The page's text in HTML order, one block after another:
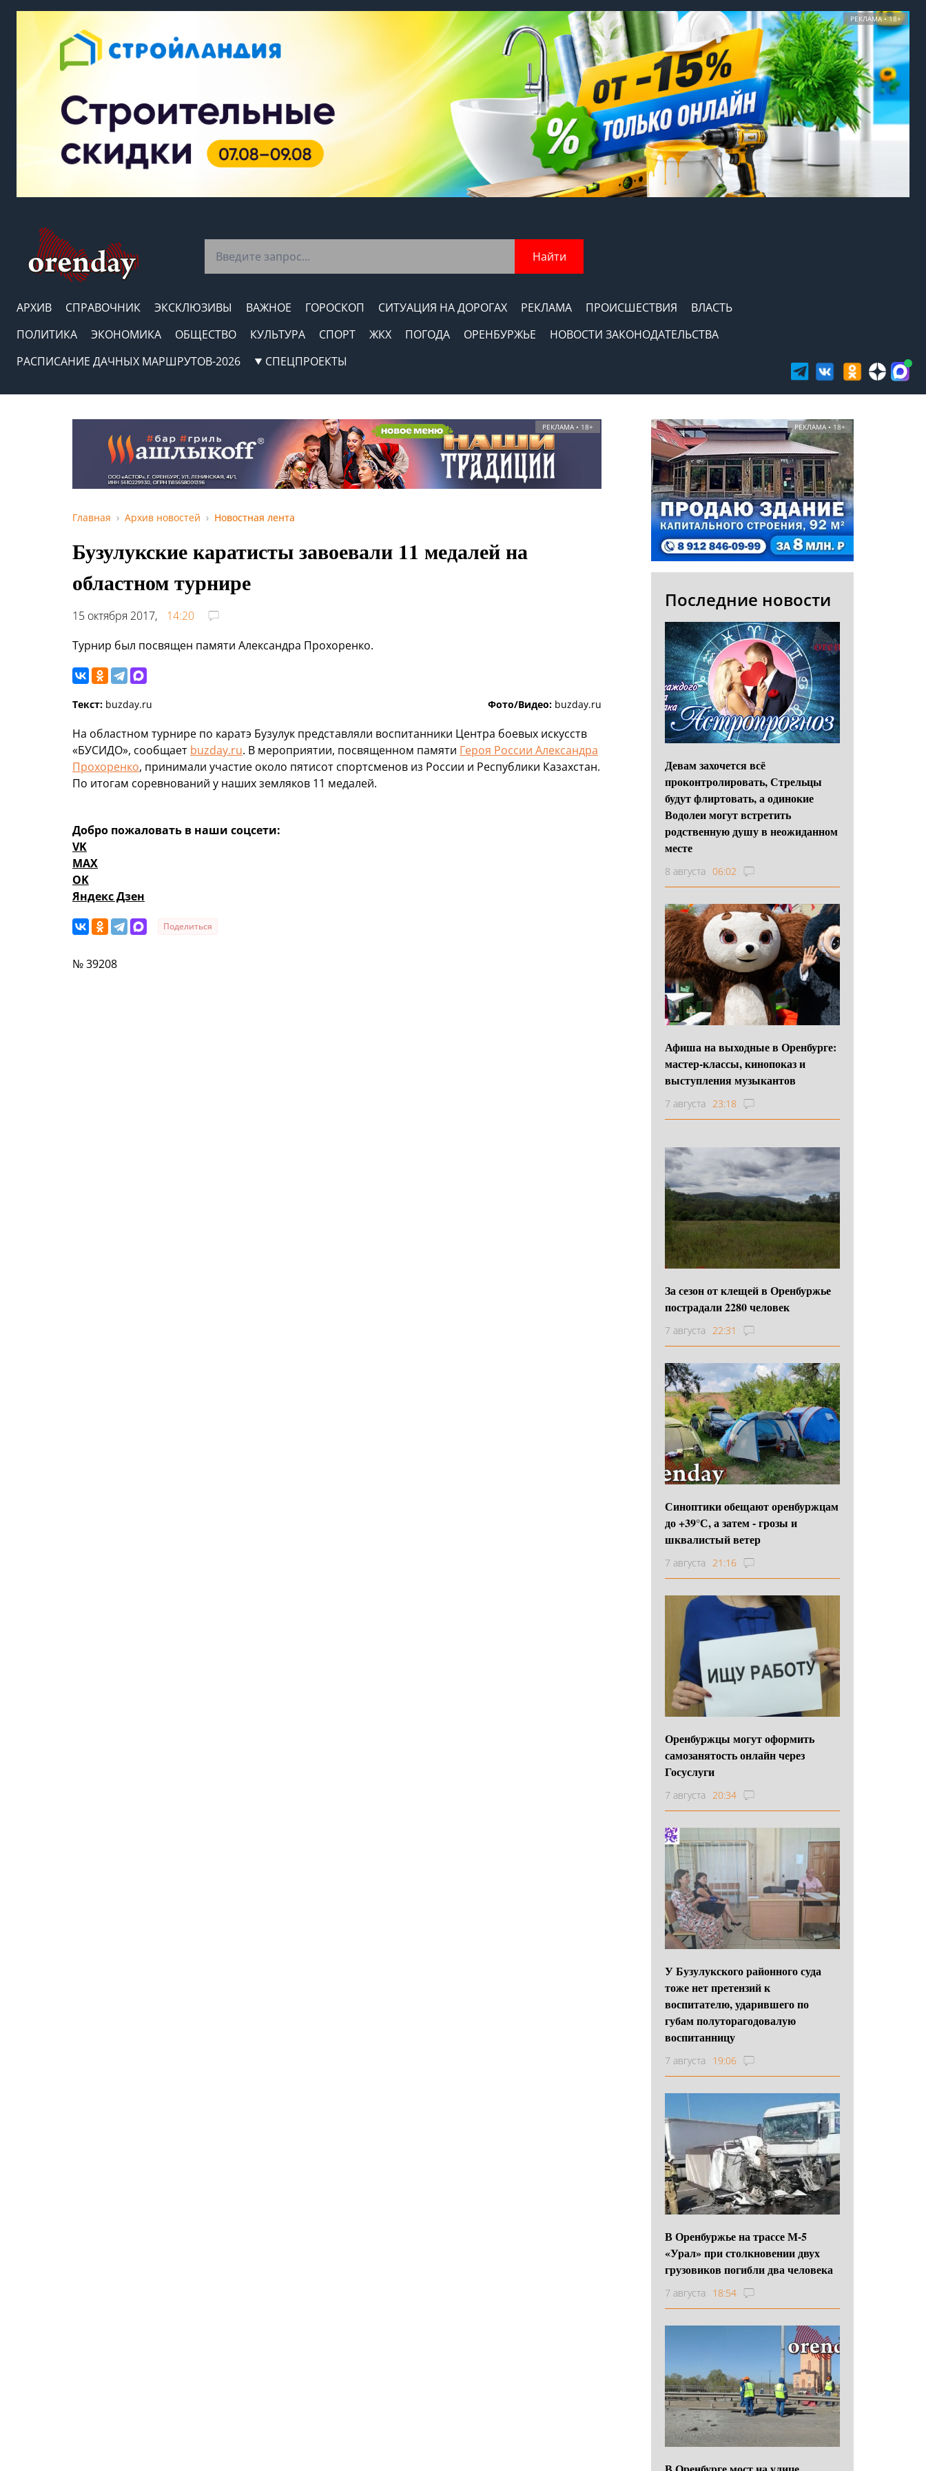
РЕКЛАМА • 18+
Найти
АРХИВ СПРАВОЧНИК ЭКСКЛЮЗИВЫ ВАЖНОЕ ГОРОСКОП СИТУАЦИЯ НА ДОРОГАХ РЕКЛАМА ПРОИСШЕСТВИЯ
ВЛАСТЬ
ПОЛИТИКА
ЭКОНОМИКА ОБЩЕСТВО КУЛЬТУРА СПОРТ ЖКХ ПОГОДА ОРЕНБУРЖЬЕ
НОВОСТИ ЗАКОНОДАТЕЛЬСТВА
РАСПИСАНИЕ ДАЧНЫХ МАРШРУТОВ-2026
СПЕЦПРОЕКТЫ
РЕКЛАМА • 18+
Главная Архив новостей Новостная лента
Бузулукские каратисты завоевали 11 медалей на
областном турнире
15 октября 2017,
14:20
Турнир был посвящен памяти Александра Прохоренко.
Текст: buzday.ru Фото/Видео: buzday.ru
На областном турнире по каратэ Бузулук представляли воспитанники Центра боевых искусств
«БУСИДО», сообщает buzday.ru. В мероприятии, посвященном памяти Героя России Александра
Прохоренко, принимали участие около пятисот спортсменов из России и Республики Казахстан.
По итогам соревнований у наших земляков 11 медалей.
Добро пожаловать в наши соцсети:
VK
MAX
OK
Яндекс Дзен
Поделиться
№ 39208
РЕКЛАМА • 18+
Последние новости
Девам захочется всё
проконтролировать, Стрельцы
будут флиртовать, а одинокие
Водолеи могут встретить
родственную душу в неожиданном
месте
8 августа 06:02
Афиша на выходные в Оренбурге:
мастер-классы, кинопоказ и
выступления музыкантов
7 августа 23:18
За сезон от клещей в Оренбуржье
пострадали 2280 человек
7 августа 22:31
Синоптики обещают оренбуржцам
до +39°С, а затем - грозы и
шквалистый ветер
7 августа 21:16
Оренбуржцы могут оформить
самозанятость онлайн через
Госуслуги
7 августа 20:34
У Бузулукского районного суда
тоже нет претензий к
воспитателю, ударившего по
губам полуторагодовалую
воспитанницу
7 августа 19:06
В Оренбуржье на трассе М-5
«Урал» при столкновении двух
грузовиков погибли два человека
7 августа 18:54